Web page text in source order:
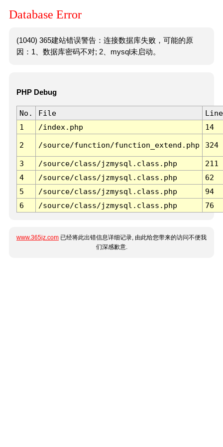
Database Error
(1040) 365建站错误警告：连接数据库失败，可能的原
因：1、数据库密码不对; 2、mysql未启动。
PHP Debug
No. File
Line
1
/index.php 14
2 /source/function/function_extend.php 324
3 /source/class/jzmysql.class.php
211
4
/source/class/jzmysql.class.php
62
5
/source/class/jzmysql.class.php
94
6
/source/class/jzmysql.class.php 76
www.365jz.com 已经将此出错信息详细记录, 由此给您带来的访问不便我
们深感歉意.